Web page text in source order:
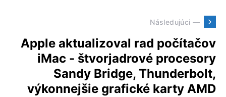
Následujúci —
Apple aktualizoval rad počítačov
iMac - štvorjadrové procesory
Sandy Bridge, Thunderbolt,
výkonnejšie grafické karty AMD